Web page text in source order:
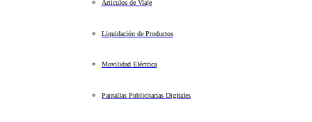
Artículos de Viaje
Liquidación de Productos
Movilidad Eléctrica
Pantallas Publicitarias Digitales